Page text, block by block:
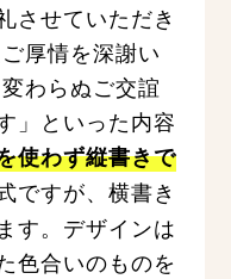
させていただき
厚情を深謝い
わらぬご交誼
」といった内容
使わず縦書きで
ですが、横書き
す。デザインは
色合いのものを